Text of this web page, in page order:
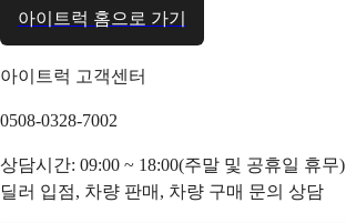
아이트럭 홈으로 가기
아이트럭 고객센터
0508-0328-7002
상담시간: 09:00 ~ 18:00(주말 및 공휴일 휴무)
딜러 입점, 차량 판매, 차량 구매 문의 상담